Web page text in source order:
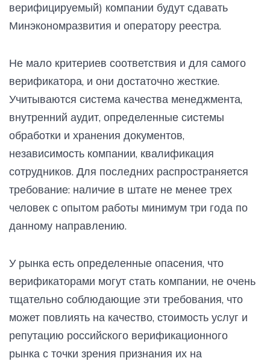
верифицируемый) компании будут сдавать
Минэкономразвития и оператору реестра.
Не мало критериев соответствия и для самого
верификатора, и они достаточно жесткие.
Учитываются система качества менеджмента,
внутренний аудит, определенные системы
обработки и хранения документов,
независимость компании, квалификация
сотрудников. Для последних распространяется
требование: наличие в штате не менее трех
человек с опытом работы минимум три года по
данному направлению.
У рынка есть определенные опасения, что
верификаторами могут стать компании, не очень
тщательно соблюдающие эти требования, что
может повлиять на качество, стоимость услуг и
репутацию российского верификационного
рынка с точки зрения признания их на